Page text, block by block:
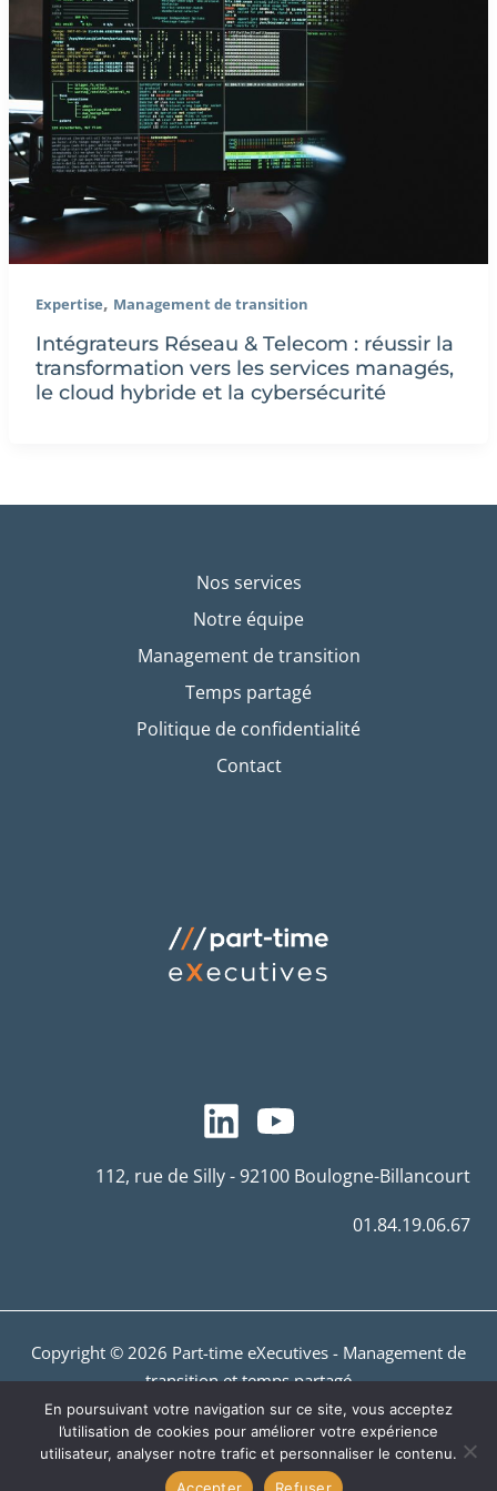
Expertise, Management de transition
Intégrateurs Réseau & Telecom : réussir la
transformation vers les services managés,
le cloud hybride et la cybersécurité
Nos services
Notre équipe
Management de transition
Temps partagé
Politique de confidentialité
Contact
112, rue de Silly - 92100 Boulogne-Billancourt
01.84.19.06.67
Copyright © 2026 Part-time eXecutives - Management de
transition et temps partagé
MENTIONS LÉGALES -POLITIQUE DE
CONFIDENTIALITÉ
En poursuivant votre navigation sur ce site, vous acceptez
l’utilisation de cookies pour améliorer votre expérience
utilisateur, analyser notre trafic et personnaliser le contenu.
Accepter
Refuser